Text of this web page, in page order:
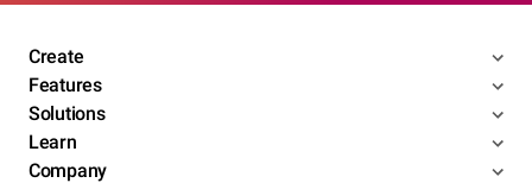
Create
Features
Solutions
Learn
Company